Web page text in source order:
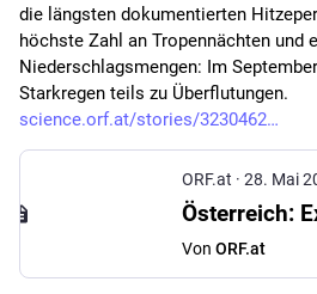
die längsten dokumentierten
höchste Zahl an Tropennächten und
Niederschlagsmengen: Im
Starkregen teils zu Überflutungen.
science.orf.at/stories/3230462
ORF.at · 28. Mai
Von ORF.at